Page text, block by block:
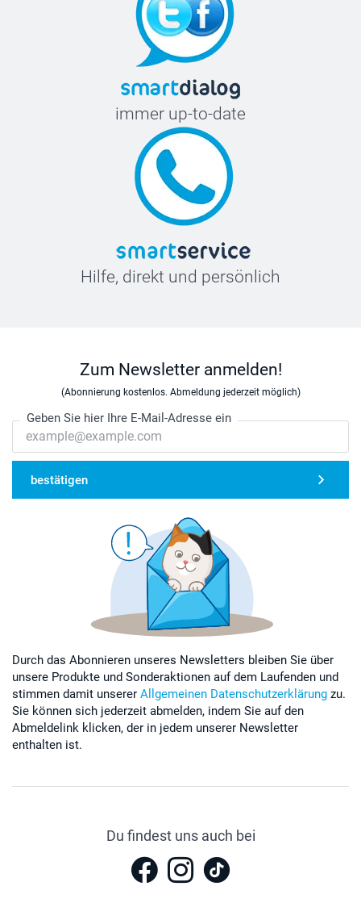
immer up-to-date
Hilfe, direkt und persönlich
Zum Newsletter anmelden!
(Abonnierung kostenlos. Abmeldung jederzeit möglich)
Geben Sie hier Ihre E-Mail-Adresse ein
bestätigen
Durch das Abonnieren unseres Newsletters bleiben Sie über
unsere Produkte und Sonderaktionen auf dem Laufenden und
stimmen damit unserer Allgemeinen Datenschutzerklärung zu.
Sie können sich jederzeit abmelden, indem Sie auf den
Abmeldelink klicken, der in jedem unserer Newsletter
enthalten ist.
Du findest uns auch bei